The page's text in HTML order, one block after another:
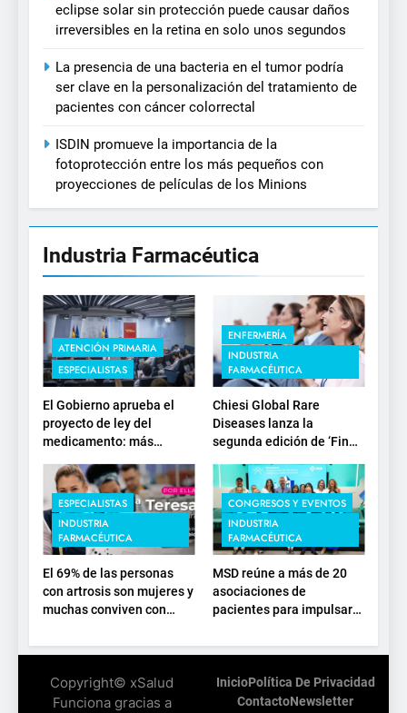
eclipse solar sin protección puede causar daños
irreversibles en la retina en solo unos segundos
La presencia de una bacteria en el tumor podría
ser clave en la personalización del tratamiento de
pacientes con cáncer colorrectal
ISDIN promueve la importancia de la
fotoprotección entre los más pequeños con
proyecciones de películas de los Minions
Industria Farmacéutica
ATENCIÓN PRIMARIA
ESPECIALISTAS
El Gobierno aprueba el
proyecto de ley del
medicamento: más
estratégica y
modernización para el
SNS
ENFERMERÍA
INDUSTRIA
FARMACÉUTICA
Chiesi Global Rare
Diseases lanza la
segunda edición de ‘Find
investigación en
enfermedades de
depósito lisosomal
ESPECIALISTAS
INDUSTRIA
FARMACÉUTICA
El 69% de las personas
con artrosis son mujeres y
muchas conviven con
los 50, en plena etapa
CONGRESOS Y EVENTOS
INDUSTRIA
FARMACÉUTICA
MSD reúne a más de 20
asociaciones de
pacientes para impulsar
presente y el futuro del
Copyright© xSalud
Funciona gracias a
InicioPolítica De Privacidad
ContactoNewsletter